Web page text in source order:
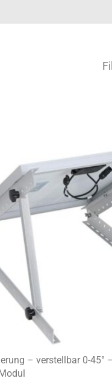
– verstellbar 0-45°